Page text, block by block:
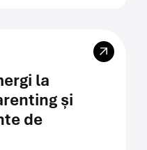
la
și
de